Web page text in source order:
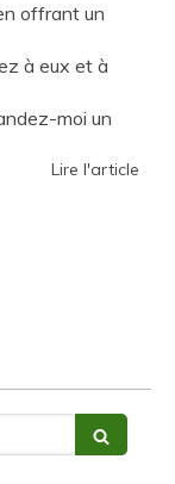
offrant un
à eux et à
moi un
Lire l'article